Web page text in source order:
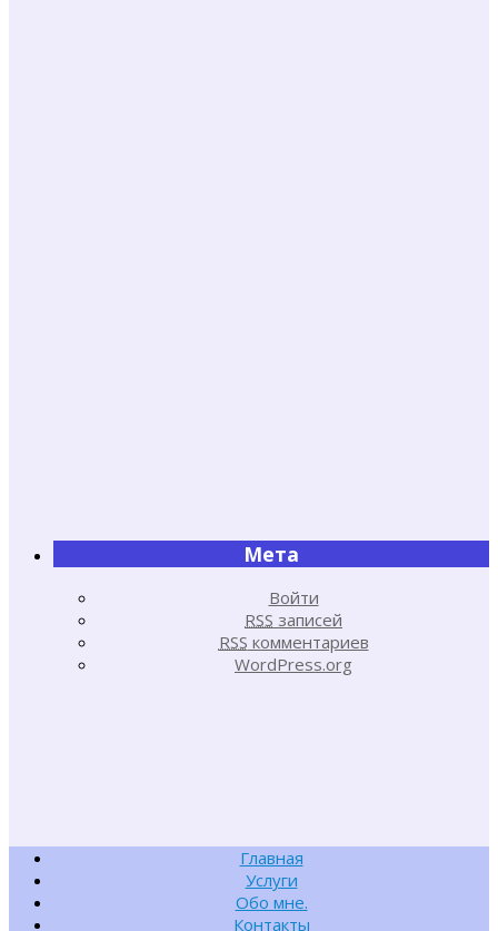
Мета
Войти
RSS записей
RSS комментариев
WordPress.org
Главная
Услуги
Обо мне.
Контакты